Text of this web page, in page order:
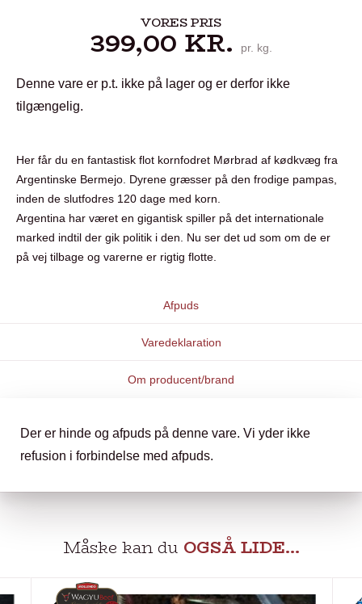
VORES PRIS
399,00 KR. pr. kg.
Denne vare er p.t. ikke på lager og er derfor ikke
tilgængelig.
Her får du en fantastisk flot kornfodret Mørbrad af kødkvæg fra
Argentinske Bermejo. Dyrene græsser på den frodige pampas,
inden de slutfodres 120 dage med korn.
Argentina har været en gigantisk spiller på det internationale
marked indtil der gik politik i den. Nu ser det ud som om de er
på vej tilbage og varerne er rigtig flotte.
Afpuds
Varedeklaration
Om producent/brand
Der er hinde og afpuds på denne vare. Vi yder ikke
refusion i forbindelse med afpuds.
Måske kan du OGSÅ LIDE…